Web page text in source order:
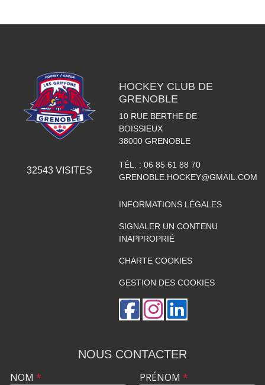
32543VISITES
HOCKEY CLUB DE
GRENOBLE
10 RUE BERTHE DE
BOISSIEUX
38000 GRENOBLE
TÉL. : 06 85 61 88 70
GRENOBLE.HOCKEY@GMAIL.COM
INFORMATIONS LÉGALES
SIGNALER UN CONTENU
INAPPROPRIÉ
CHARTE COOKIES
GESTION DES COOKIES
NOUS CONTACTER
NOM * PRÉNOM *